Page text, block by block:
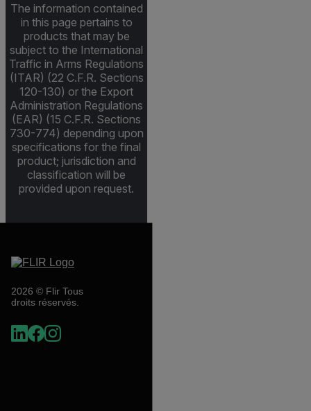
The information contained
in this page pertains to
products that may be
subject to the International
Traffic in Arms Regulations
(ITAR) (22 C.F.R. Sections
120-130) or the Export
Administration Regulations
(EAR) (15 C.F.R. Sections
730-774) depending upon
specifications for the final
product; jurisdiction and
classification will be
provided upon request.
2026 © Flir Tous
droits réservés.